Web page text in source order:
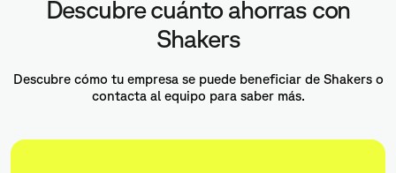
Descubre cuánto ahorras con
Shakers
Descubre cómo tu empresa se puede beneficiar de Shakers o
contacta al equipo para saber más.